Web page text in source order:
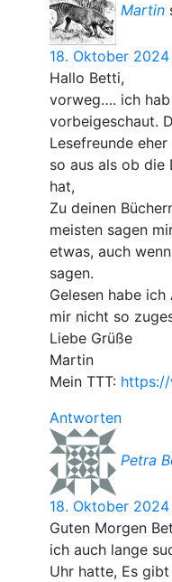
Martin
18. Oktober
Hallo Betti,
vorweg…. ich
vorbeigeschaut.
Lesefreunde
so aus als ob die
hat,
Zu deinen
meisten sagen
etwas, auch
sagen.
Gelesen habe
mir nicht so
Liebe Grüße
Martin
Mein TTT:
Antworten
Petra
18. Oktober
Guten Morgen
ich auch lange
Uhr hatte, Es